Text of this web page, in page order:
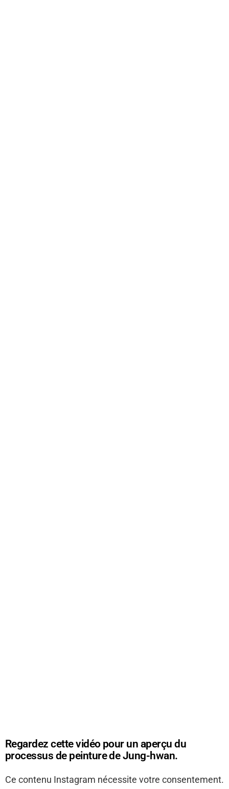
Regardez cette vidéo pour un aperçu du
processus de peinture de Jung-hwan.
Ce contenu Instagram nécessite votre consentement.